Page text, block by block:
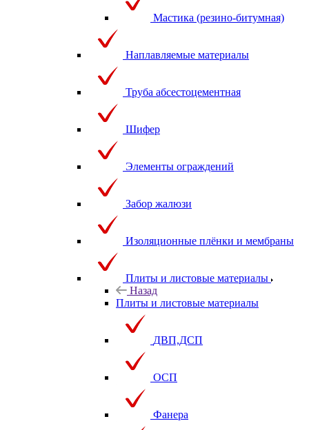
Мастика (резино-битумная)
Наплавляемые материалы
Труба абсестоцементная
Шифер
Элементы ограждений
Забор жалюзи
Изоляционные плёнки и мембраны
Плиты и листовые материалы
Назад
Плиты и листовые материалы
ДВП,ДСП
ОСП
Фанера